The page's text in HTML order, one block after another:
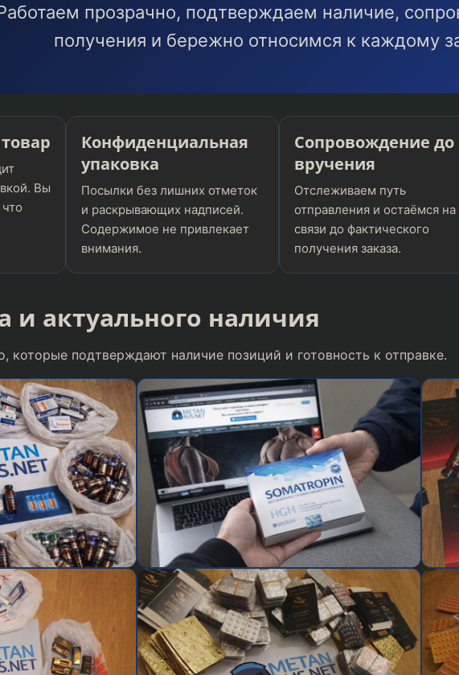
прозрачно, подтверждаем наличие,
получения и бережно относимся к каждому
Вы
Конфиденциальная
упаковка
Посылки без лишних отметок
и раскрывающих надписей.
Содержимое не привлекает
внимания.
Сопровождение до
вручения
Отслеживаем путь
отправления и остаёмся на
связи до фактического
получения заказа.
и актуального наличия
подтверждают наличие позиций и готовность к отправке.